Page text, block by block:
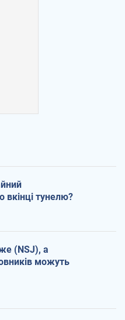
вкінці тунелю?
(NSJ), а
можуть